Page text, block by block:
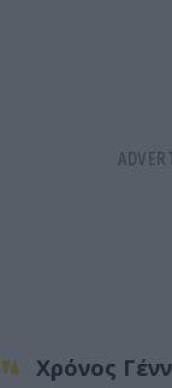
Χρόνος